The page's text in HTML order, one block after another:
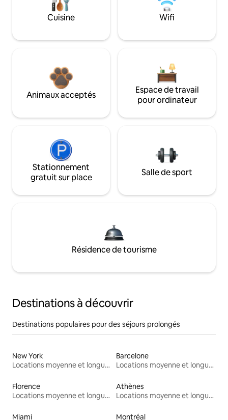
Cuisine Wifi
Animaux acceptés
Espace de travail
pour ordinateur
Stationnement
gratuit sur place
Salle de sport
Résidence de tourisme
Destinations à découvrir
Destinations populaires pour des séjours prolongés
New York
Locations moyenne et longue durée
Barcelone
Locations moyenne et longue durée
Florence
Locations moyenne et longue durée
Athènes
Locations moyenne et longue durée
Miami Montréal